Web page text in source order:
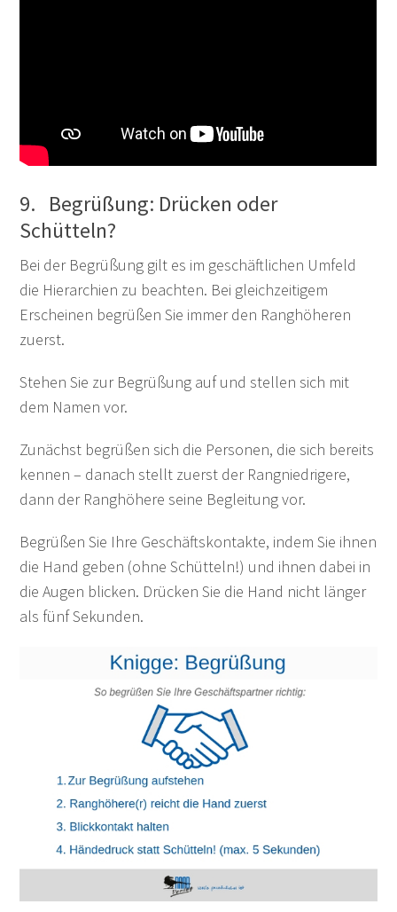
9. Begrüßung: Drücken oder
Schütteln?
Bei der Begrüßung gilt es im geschäftlichen Umfeld
die Hierarchien zu beachten. Bei gleichzeitigem
Erscheinen begrüßen Sie immer den Ranghöheren
zuerst.
Stehen Sie zur Begrüßung auf und stellen sich mit
dem Namen vor.
Zunächst begrüßen sich die Personen, die sich bereits
kennen – danach stellt zuerst der Rangniedrigere,
dann der Ranghöhere seine Begleitung vor.
Begrüßen Sie Ihre Geschäftskontakte, indem Sie ihnen
die Hand geben (ohne Schütteln!) und ihnen dabei in
die Augen blicken. Drücken Sie die Hand nicht länger
als fünf Sekunden.